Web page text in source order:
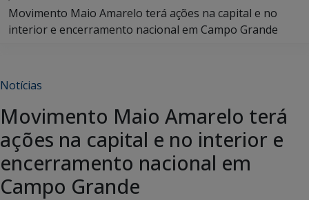
Movimento Maio Amarelo terá ações na capital e no
interior e encerramento nacional em Campo Grande
Notícias
Movimento Maio Amarelo terá
ações na capital e no interior e
encerramento nacional em
Campo Grande